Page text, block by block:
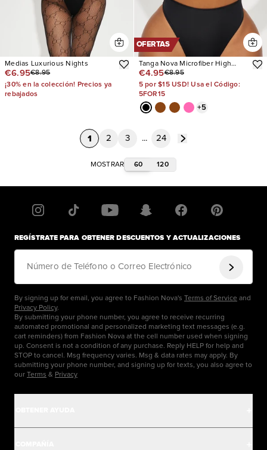
Medias Luxurious Nights
€6.95€8.95
¡30% en la colección! Precios ya
rebajados
OFERTAS
Tanga Nova Microfiber High
Waist
€4.95€8.95
5 por $15 USD! Usa el Código:
5FOR15
+5
1 2 3 ... 24
MOSTRAR 60 120
REGÍSTRATE PARA OBTENER DESCUENTOS Y ACTUALIZACIONES
Número de Teléfono o Correo Electrónico
By signing up for email, you agree to Fashion Nova's Terms of Service and
Privacy Policy.
By submitting your phone number, you agree to receive recurring
automated promotional and personalized marketing text messages (e.g.
cart reminders) from Fashion Nova at the cell number used when signing
up. Consent is not a condition of any purchase. Reply HELP for help and
STOP to cancel. Msg frequency varies. Msg & data rates may apply. By
submitting your phone number, and signing up for texts, you also agree to
our Terms & Privacy